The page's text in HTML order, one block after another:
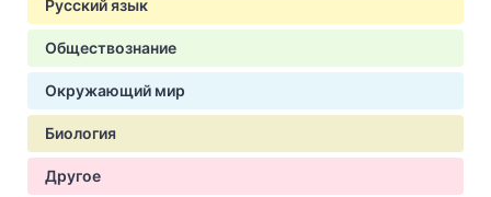
Русский язык
Обществознание
Окружающий мир
Биология
Другое